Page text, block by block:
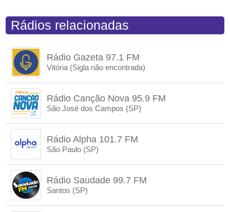
Rádios relacionadas
Rádio Gazeta 97.1 FM
Vitória (Sigla não encontrada)
Rádio Canção Nova 95.9 FM
São José dos Campos (SP)
Rádio Alpha 101.7 FM
São Paulo (SP)
Rádio Saudade 99.7 FM
Santos (SP)